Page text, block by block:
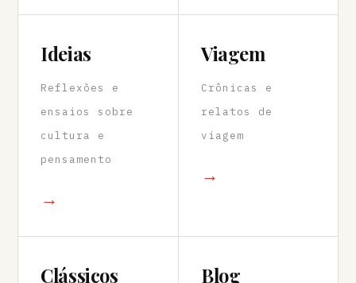
Ideias
Reflexões e
ensaios sobre
cultura e
pensamento
→
Viagem
Crônicas e
relatos de
viagem
→
Clássicos Blog